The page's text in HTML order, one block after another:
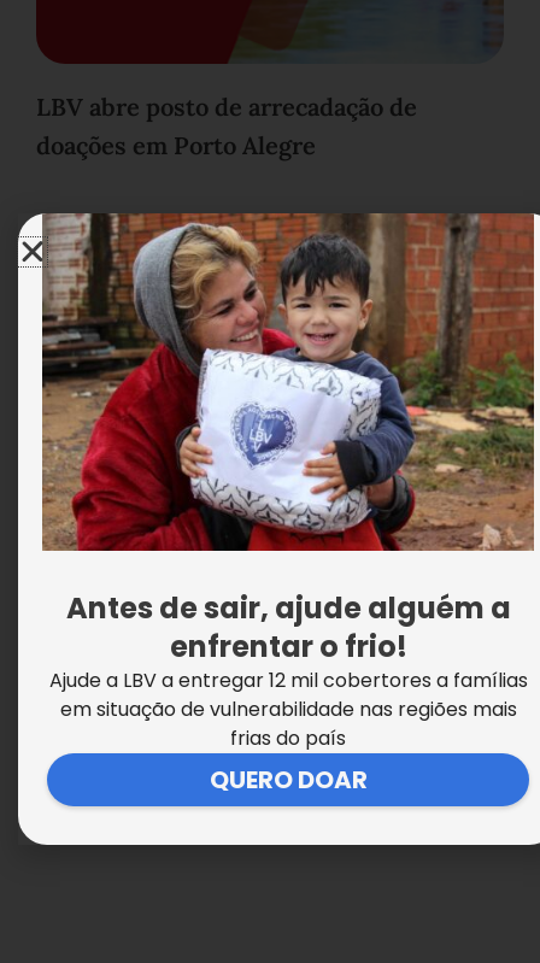
LBV abre posto de arrecadação de
doações em Porto Alegre
O poder da Amizade
Antes de sair, ajude alguém a
enfrentar o frio!
Ajude a LBV a entregar 12 mil cobertores a famílias
em situação de vulnerabilidade nas regiões mais
frias do país
QUERO DOAR